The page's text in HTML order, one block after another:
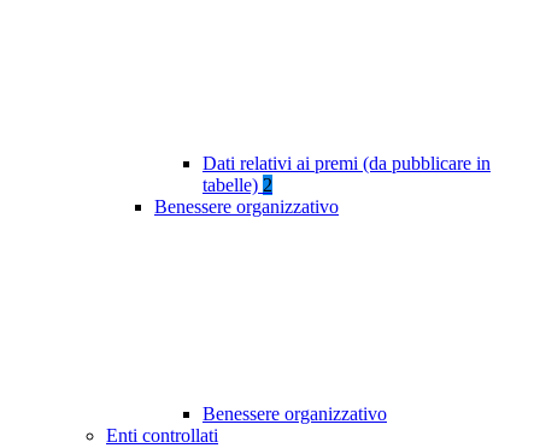
Dati relativi ai premi (da pubblicare in
tabelle) 2
Benessere organizzativo
Benessere organizzativo
Enti controllati